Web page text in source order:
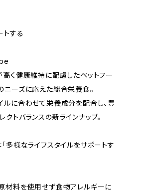
トする
く健康維持に配慮したペットフー
ニーズに応えた総合栄養食。
ルに合わせて栄養成分を配合し、豊
トバランスの新ラインナップ。
多様なライフスタイルをサポートす
材料を使用せず食物アレルギーに